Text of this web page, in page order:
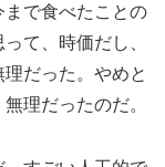
まで食べたことの
て、時価だし、
だった。やめと
理だったのだ。